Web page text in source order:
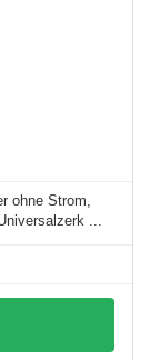
ohne Strom,
...